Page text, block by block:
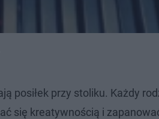
posiłek przy stoliku. Każdy
się kreatywnością i